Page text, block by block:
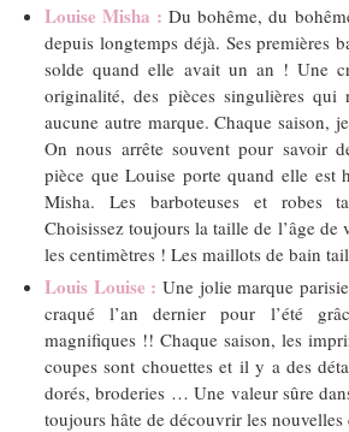
Louise Misha : Du bohême, du
depuis longtemps déjà. Ses premières
solde quand elle avait un an ! Une
originalité, des pièces singulières qui
aucune autre marque. Chaque saison,
On nous arrête souvent pour savoir
pièce que Louise porte quand elle est
Misha. Les barboteuses et robes
Choisissez toujours la taille de l’âge de
les centimètres ! Les maillots de bain
Louis Louise : Une jolie marque
craqué l’an dernier pour l’été
magnifiques !! Chaque saison, les
coupes sont chouettes et il y a des
dorés, broderies … Une valeur sûre
toujours hâte de découvrir les